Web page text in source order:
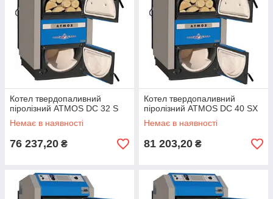
Котел твердопаливний
піролізний ATMOS DC 32 S
Немає в наявності
76 237,20 ₴
Котел твердопаливний
піролізний ATMOS DC 40 SX
Немає в наявності
81 203,20 ₴